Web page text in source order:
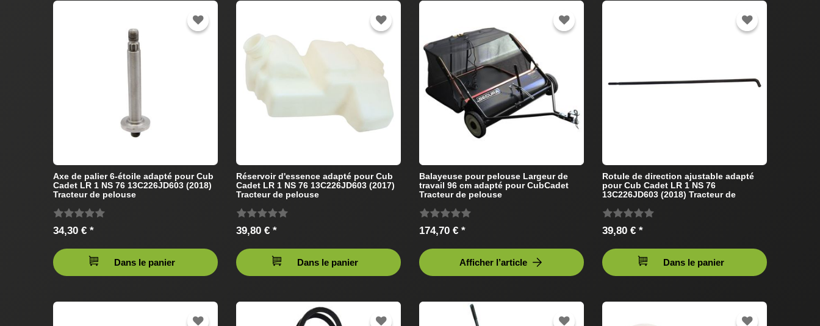
Axe de palier 6-étoile adapté pour Cub
Cadet LR 1 NS 76 13C226JD603 (2018)
Tracteur de pelouse
34,30 € *
Dans le panier
Réservoir d'essence adapté pour Cub
Cadet LR 1 NS 76 13C226JD603 (2017)
Tracteur de pelouse
39,80 € *
Dans le panier
Balayeuse pour pelouse Largeur de
travail 96 cm adapté pour CubCadet
Tracteur de pelouse
174,70 € *
Afficher l’article
Rotule de direction ajustable adapté
pour Cub Cadet LR 1 NS 76
13C226JD603 (2018) Tracteur de
39,80 € *
Dans le panier